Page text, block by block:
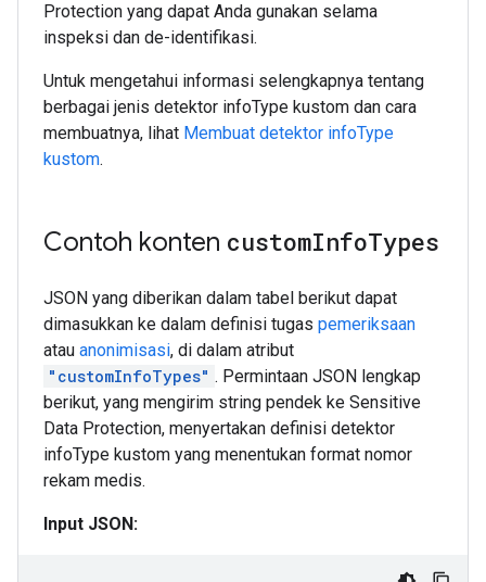
Protection yang dapat Anda gunakan selama
inspeksi dan de-identifikasi.
Untuk mengetahui informasi selengkapnya tentang
berbagai jenis detektor infoType kustom dan cara
membuatnya, lihat Membuat detektor infoType
kustom.
Contoh konten customInfoTypes
JSON yang diberikan dalam tabel berikut dapat
dimasukkan ke dalam definisi tugas pemeriksaan
atau anonimisasi, di dalam atribut
"customInfoTypes" . Permintaan JSON lengkap
berikut, yang mengirim string pendek ke Sensitive
Data Protection, menyertakan definisi detektor
infoType kustom yang menentukan format nomor
rekam medis.
Input JSON: